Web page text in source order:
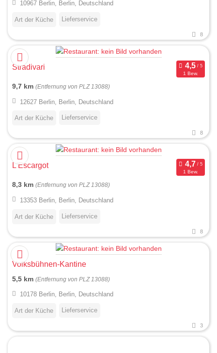
10967 Berlin, Berlin, Deutschland
Art der Küche Lieferservice
8
Stradivari
1 Bew.
9,7 km (Entfernung von PLZ 13088)
12627 Berlin, Berlin, Deutschland
Art der Küche Lieferservice
8
L'Escargot
1 Bew.
8,3 km (Entfernung von PLZ 13088)
13353 Berlin, Berlin, Deutschland
Art der Küche Lieferservice
8
Volksbühnen-Kantine
5,5 km (Entfernung von PLZ 13088)
10178 Berlin, Berlin, Deutschland
Art der Küche Lieferservice
3